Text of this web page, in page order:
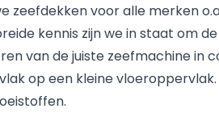
zeefdekken voor alle merken
kennis zijn we in staat om
van de juiste zeefmachine in
op een kleine